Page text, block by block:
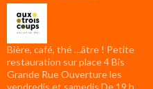
Bière, café, thé …âtre ! Petite
restauration sur place 4 Bis
Grande Rue Ouverture les
vendredis et samedis De 19 h